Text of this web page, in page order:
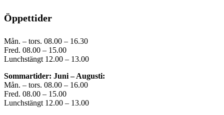
Öppettider
Mån. – tors. 08.00 – 16.30
Fred. 08.00 – 15.00
Lunchstängt 12.00 – 13.00
Sommartider: Juni – Augusti:
Mån. – tors. 08.00 – 16.00
Fred. 08.00 – 15.00
Lunchstängt 12.00 – 13.00